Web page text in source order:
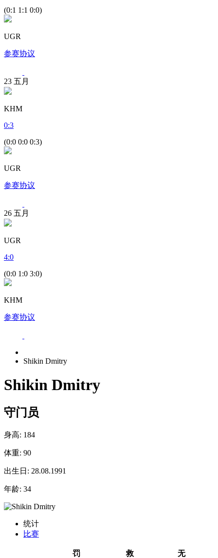
(0:1 1:1 0:0)
UGR
参赛协议
23 五月
KHM
0:3
(0:0 0:0 0:3)
UGR
参赛协议
26 五月
UGR
4:0
(0:0 1:0 3:0)
KHM
参赛协议
Shikin Dmitry
Shikin Dmitry
守门员
身高: 184
体重: 90
出生日: 28.08.1991
年龄: 34
统计
比赛
罚
救
无